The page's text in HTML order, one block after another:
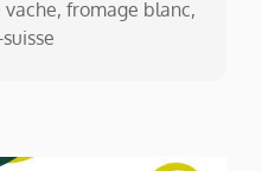
fromage blanc,